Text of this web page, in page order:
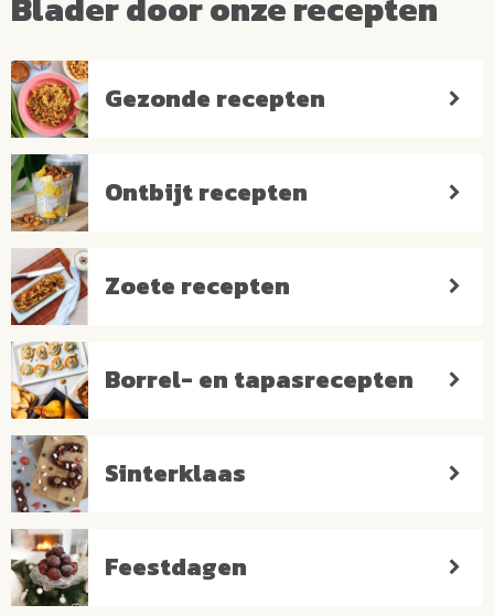
Gezonde recepten
Ontbijt recepten
Zoete recepten
Borrel- en tapasrecepten
Sinterklaas
Feestdagen